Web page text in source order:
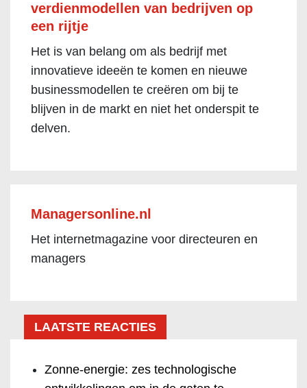
verdienmodellen van bedrijven op
een rijtje
Het is van belang om als bedrijf met
innovatieve ideeën te komen en nieuwe
businessmodellen te creëren om bij te
blijven in de markt en niet het onderspit te
delven.
Managersonline.nl
Het internetmagazine voor directeuren en
managers
LAATSTE REACTIES
Zonne-energie: zes technologische